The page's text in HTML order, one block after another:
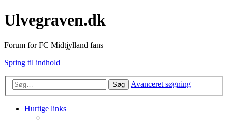
Ulvegraven.dk
Forum for FC Midtjylland fans
Spring til indhold
Søg Avanceret søgning
Hurtige links